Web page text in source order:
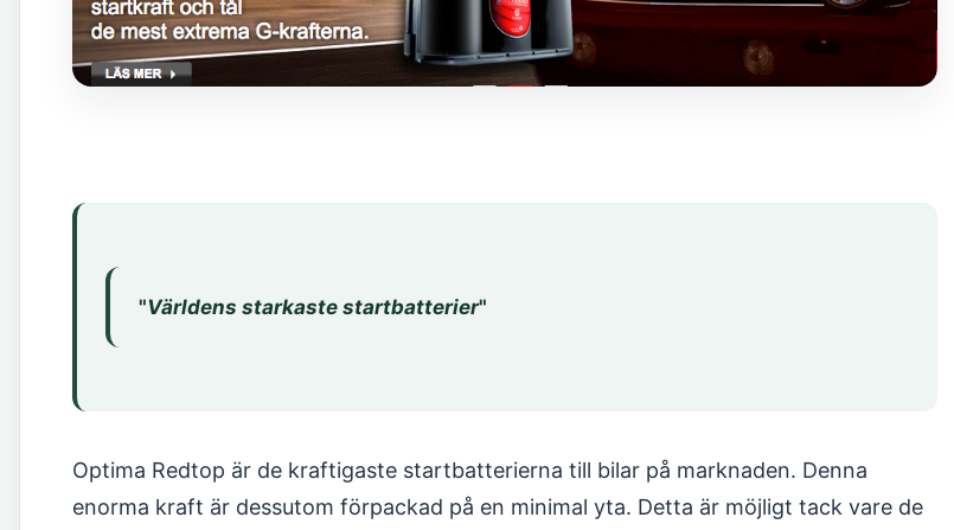
"Världens starkaste startbatterier"
Optima Redtop är de kraftigaste startbatterierna till bilar på marknaden. Denna
enorma kraft är dessutom förpackad på en minimal yta. Detta är möjligt tack vare de